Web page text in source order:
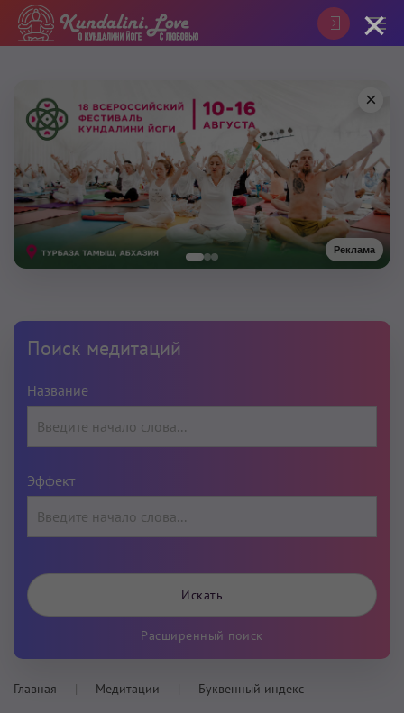
Реклама
×
Поиск медитаций
Название
Эффект
Расширенный поиск
Главная Медитации Буквенный индекс
×